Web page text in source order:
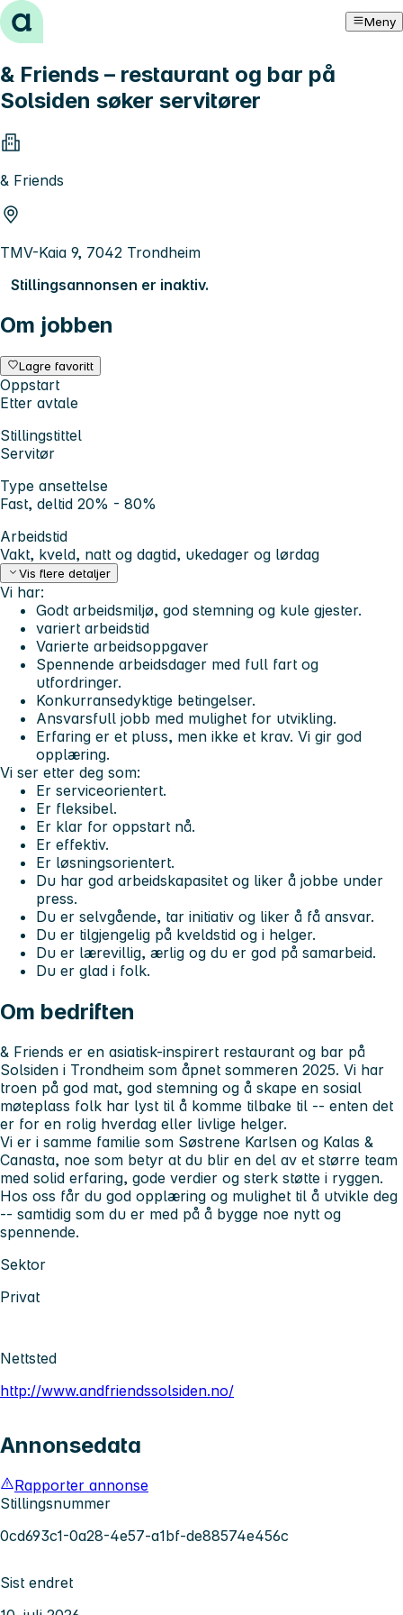
Hopp til innhold Meny
& Friends – restaurant og bar på
Solsiden søker servitører
& Friends
TMV-Kaia 9, 7042 Trondheim
Stillingsannonsen er inaktiv.
Om jobben
Lagre favoritt
Oppstart
Etter avtale
Stillingstittel
Servitør
Type ansettelse
Fast, deltid 20% - 80%
Arbeidstid
Vakt, kveld, natt og dagtid, ukedager og lørdag
Vis flere detaljer
Vi har:
Godt arbeidsmiljø, god stemning og kule gjester.
variert arbeidstid
Varierte arbeidsoppgaver
Spennende arbeidsdager med full fart og
utfordringer.
Konkurransedyktige betingelser.
Ansvarsfull jobb med mulighet for utvikling.
Erfaring er et pluss, men ikke et krav. Vi gir god
opplæring.
Vi ser etter deg som:
Er serviceorientert.
Er fleksibel.
Er klar for oppstart nå.
Er effektiv.
Er løsningsorientert.
Du har god arbeidskapasitet og liker å jobbe under
press.
Du er selvgående, tar initiativ og liker å få ansvar.
Du er tilgjengelig på kveldstid og i helger.
Du er lærevillig, ærlig og du er god på samarbeid.
Du er glad i folk.
Om bedriften
& Friends er en asiatisk-inspirert restaurant og bar på
Solsiden i Trondheim som åpnet sommeren 2025. Vi har
troen på god mat, god stemning og å skape en sosial
møteplass folk har lyst til å komme tilbake til -- enten det
er for en rolig hverdag eller livlige helger.
Vi er i samme familie som Søstrene Karlsen og Kalas &
Canasta, noe som betyr at du blir en del av et større team
med solid erfaring, gode verdier og sterk støtte i ryggen.
Hos oss får du god opplæring og mulighet til å utvikle deg
-- samtidig som du er med på å bygge noe nytt og
spennende.
Sektor
Privat
Nettsted
http://www.andfriendssolsiden.no/
Annonsedata
Rapporter annonse
Stillingsnummer
0cd693c1-0a28-4e57-a1bf-de88574e456c
Sist endret